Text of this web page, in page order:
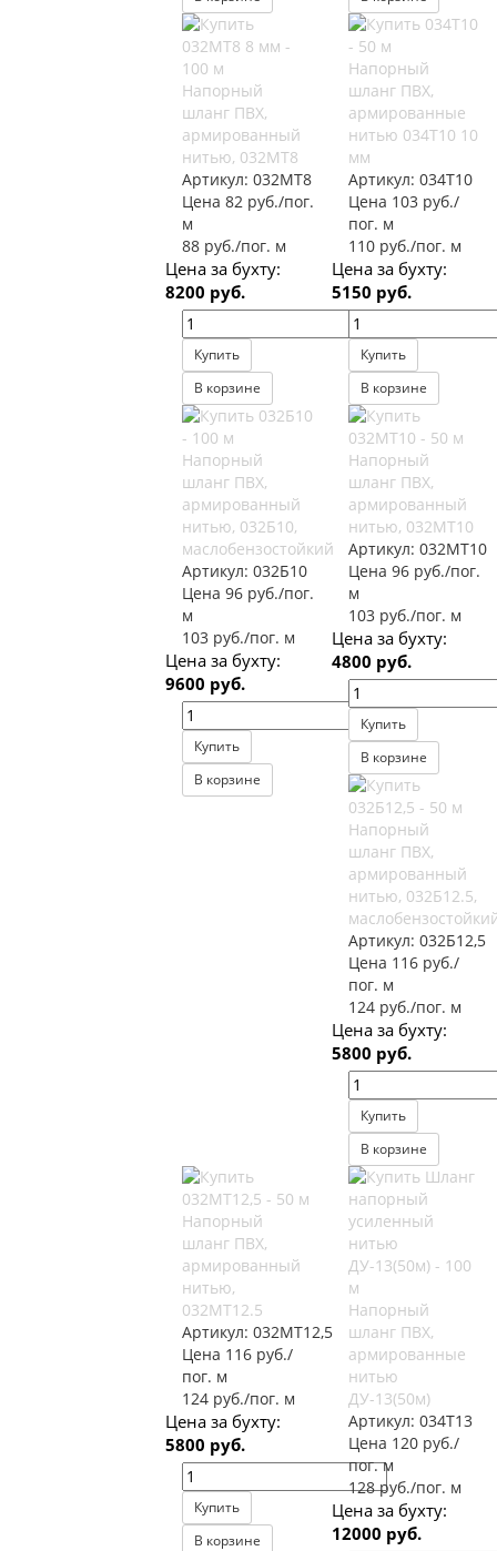
Напорный
шланг ПВХ,
армированный
нитью, 032МТ8
Артикул:032МТ8
Цена 82 руб./пог.
м
88 руб./пог. м
Цена за бухту:
8200 руб.
Купить
В корзине
Напорный
шланг ПВХ,
армированные
нитью 034Т10 10
мм
Артикул: 034Т10
Цена 103 руб./
пог. м
110 руб./пог. м
Цена за бухту:
5150 руб.
Купить
В корзине
Напорный
шланг ПВХ,
армированный
нитью, 032Б10,
маслобензостойкий
Артикул:032Б10
Цена 96 руб./пог.
м
103 руб./пог. м
Цена за бухту:
9600 руб.
Купить
В корзине
Напорный
шланг ПВХ,
армированный
нитью, 032МТ10
Артикул: 032МТ10
Цена 96 руб./пог.
м
103 руб./пог. м
Цена за бухту:
4800 руб.
Купить
В корзине
Напорный
шланг ПВХ,
армированный
нитью, 032Б12.5,
Артикул: 032Б12,5
Цена 116 руб./
пог. м
124 руб./пог. м
Цена за бухту:
5800 руб.
Купить
В корзине
Напорный
шланг ПВХ,
армированный
нитью,
032МТ12.5
Артикул:032МТ12,5
Цена 116 руб./
пог. м
124 руб./пог. м
Цена за бухту:
5800 руб.
Купить
В корзине
Напорный
шланг ПВХ,
армированные
нитью
ДУ-13(50м)
Артикул: 034Т13
Цена 120 руб./
пог. м
128 руб./пог. м
Цена за бухту:
12000 руб.